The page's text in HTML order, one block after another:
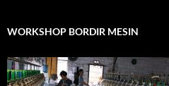
WORKSHOP BORDIR MESIN